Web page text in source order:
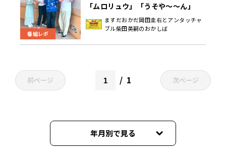
番組レポ
「ムロリュウ」「うそや〜〜ん」
「コアラのマーチは好きですか？」
が飛び出した日曜地獄
ますだおかだ岡田圭右とアンタッチャ
ブル柴田英嗣のおかしば
前ページ 1 次ページ
年月別で見る